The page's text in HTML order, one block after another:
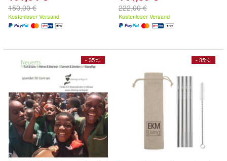
150,00 €
Kostenloser Versand
222,00 €
Kostenloser Versand
- 35% - 35%